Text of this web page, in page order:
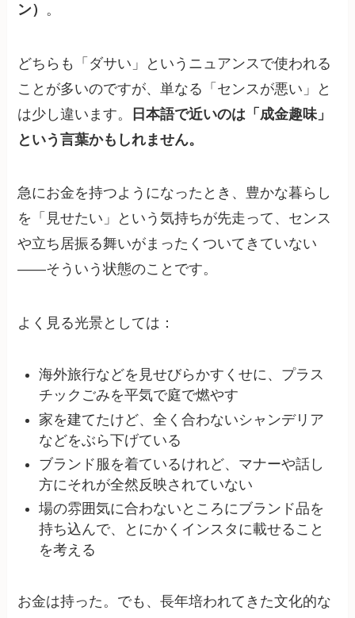
ン） 。
どちらも「ダサい」というニュアンスで使われる
ことが多いのですが、単なる「センスが悪い」と
は少し違います。
日本語で近いのは「成金趣味」
という言葉かもしれません。
急にお金を持つようになったとき、豊かな暮らし
を「見せたい」という気持ちが先走って、センス
や立ち居振る舞いがまったくついてきていない
——そういう状態のことです。
よく見る光景としては：
海外旅行などを見せびらかすくせに、プラス
チックごみを平気で庭で燃やす
家を建てたけど、全く合わないシャンデリア
などをぶら下げている
ブランド服を着ているけれど、マナーや話し
方にそれが全然反映されていない
場の雰囲気に合わないところにブランド品を
持ち込んで、とにかくインスタに載せること
を考える
お金は持った。でも、長年培われてきた文化的な